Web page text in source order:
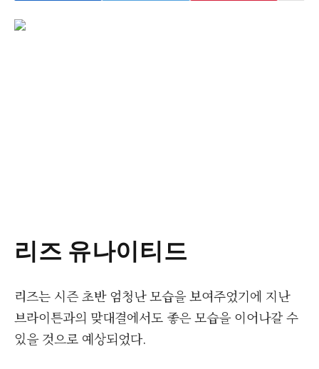
리즈 유나이티드
리즈는 시즌 초반 엄청난 모습을 보여주었기에 지난
브라이튼과의 맞대결에서도 좋은 모습을 이어나갈 수
있을 것으로 예상되었다.